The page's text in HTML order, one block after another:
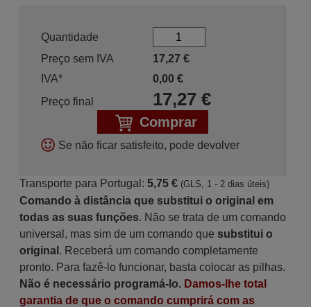
Quantidade
Preço sem IVA
17,27 €
IVA*
0,00 €
Preço final
17,27€
Comprar
Se não ficar satisfeito, pode devolver
Transporte para Portugal: 5,75 € (GLS, 1 - 2 dias úteis)
Comando à distância que substitui o original em
todas as suas funções. Não se trata de um comando
universal, mas sim de um comando que substitui o
original . Receberá um comando completamente
pronto. Para fazê-lo funcionar, basta colocar as pilhas.
Não é necessário programá-lo. Damos-lhe total
garantia de que o comando cumprirá com as